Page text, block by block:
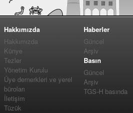
Hakkımızda
Hakkımızda
Künye
Tezler
Yönetim Kurulu
Üye dernerkleri ve yerel
büroları
İletişim
Tüzük
Haberler
Güncel
Arşiv
Basın
Güncel
Arşiv
TGS-H basında